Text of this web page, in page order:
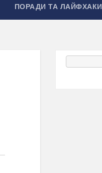
ПОРАДИ ТА ЛАЙФХАКИ